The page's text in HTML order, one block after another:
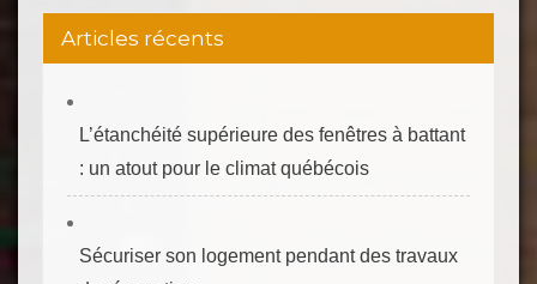
Articles récents
L’étanchéité supérieure des fenêtres à battant
: un atout pour le climat québécois
Sécuriser son logement pendant des travaux